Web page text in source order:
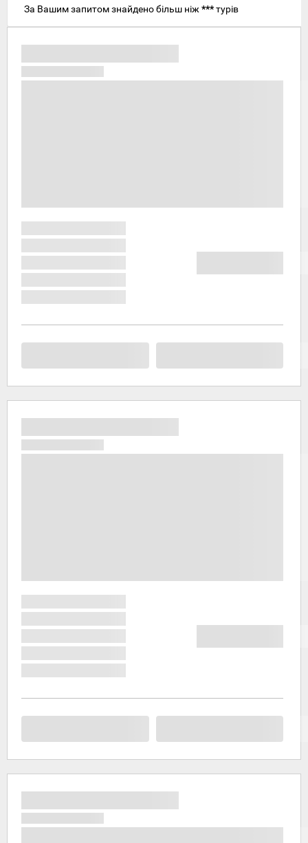
За Вашим запитом знайдено більш ніж ***турів